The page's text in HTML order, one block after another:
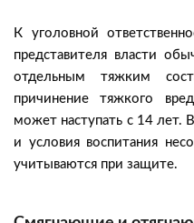
К уголовной
представителя власти
отдельным тяжким
причинение тяжкого
может наступать с 14 лет.
и условия воспитания
учитываются при защите.